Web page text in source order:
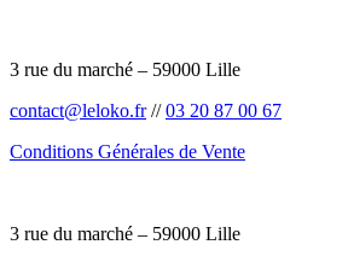
3 rue du marché – 59000 Lille
contact@leloko.fr//03 20 87 00 67
Conditions Générales de Vente
3 rue du marché – 59000 Lille